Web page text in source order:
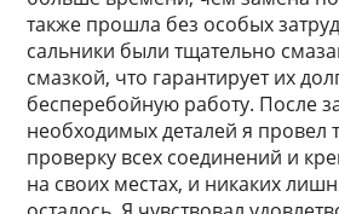
также прошла без особых
сальники были тщательно
смазкой, что гарантирует их
бесперебойную работу. После
необходимых деталей я провел
проверку всех соединений и
на своих местах, и никаких